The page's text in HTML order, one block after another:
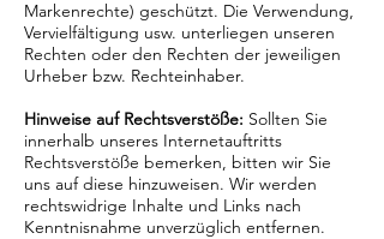
Markenrechte) geschützt. Die Verwendung,
Vervielfältigung usw. unterliegen unseren
Rechten oder den Rechten der jeweiligen
Urheber bzw. Rechteinhaber.
Hinweise auf Rechtsverstöße: Sollten Sie
innerhalb unseres Internetauftritts
Rechtsverstöße bemerken, bitten wir Sie
uns auf diese hinzuweisen. Wir werden
rechtswidrige Inhalte und Links nach
Kenntnisnahme unverzüglich entfernen.